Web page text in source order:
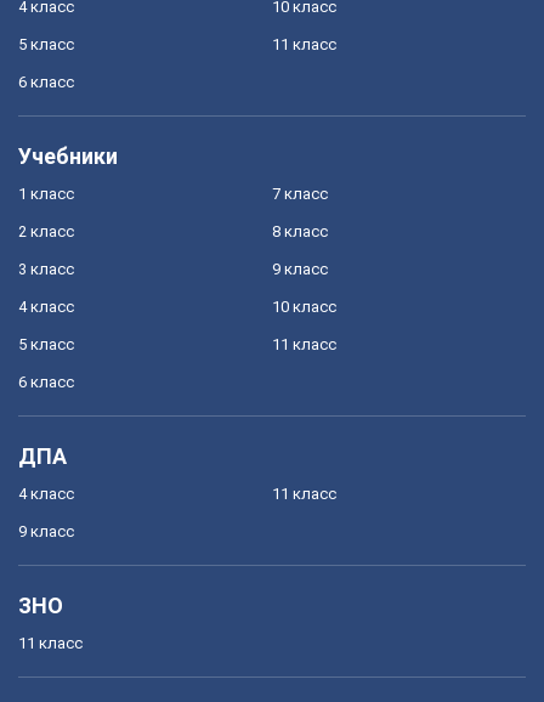
4 класс
5 класс
6 класс
10 класс
11 класс
Учебники
1 класс
2 класс
3 класс
4 класс
5 класс
6 класс
7 класс
8 класс
9 класс
10 класс
11 класс
ДПА
4 класс
9 класс
11 класс
ЗНО
11 класс